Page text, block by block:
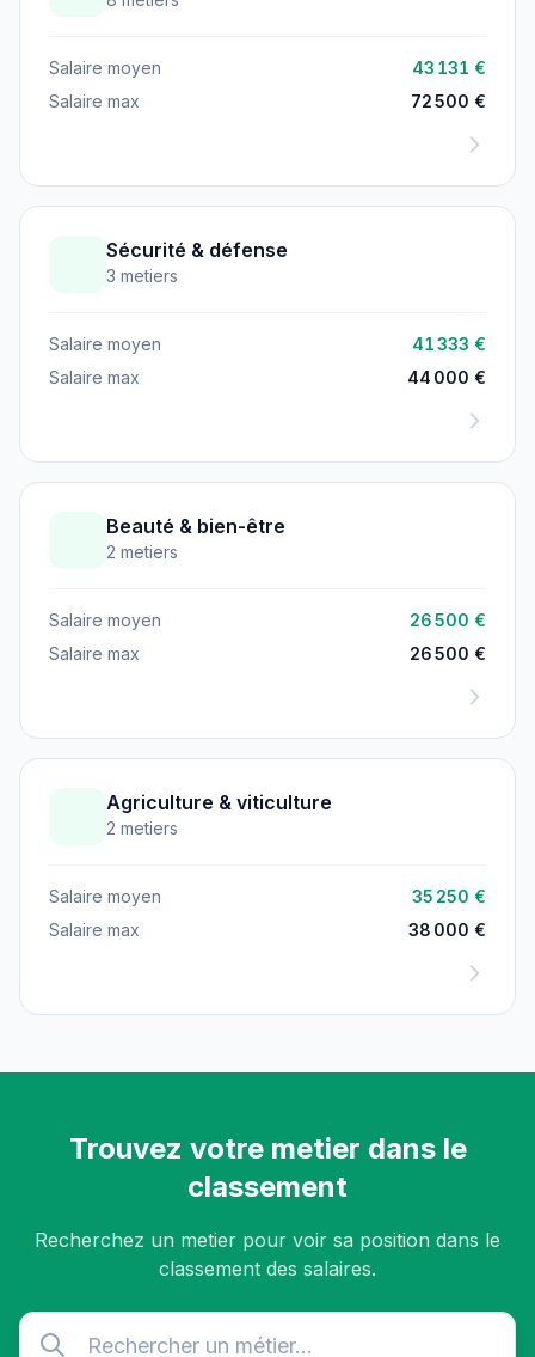
Salaire moyen
43 131 €
Salaire max
72 500 €
Sécurité & défense
3 metiers
Salaire moyen
41 333 €
Salaire max
44 000 €
Beauté & bien-être
2 metiers
Salaire moyen
26 500 €
Salaire max
26 500 €
Agriculture & viticulture
2 metiers
Salaire moyen
35 250 €
Salaire max
38 000 €
Trouvez votre metier dans le
classement
Recherchez un metier pour voir sa position dans le
classement des salaires.